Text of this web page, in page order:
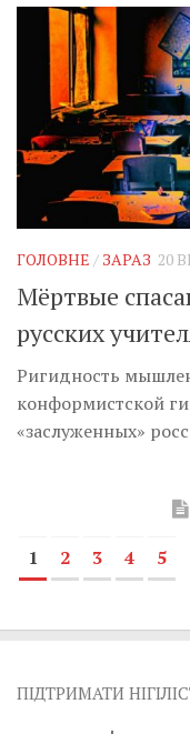
ГОЛОВНЕ / ЗАРАЗ 20
Мёртвые
русских
Ригидность
конформистской
«заслуженных»
1 2 3 4 5
ПІДТРИМАТИ